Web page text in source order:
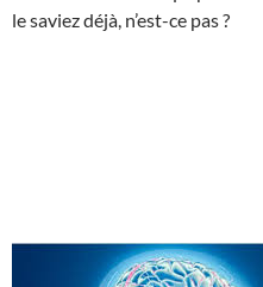
le saviez déjà, n’est-ce pas ?